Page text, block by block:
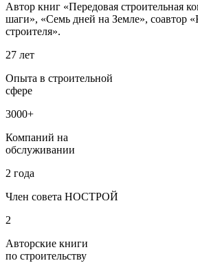
Автор книг «Передовая строительная
шаги», «Семь дней на Земле», соавтор
строителя».
27 лет
Опыта в строительной
сфере
3000+
Компаний на
обслуживании
2 года
Член совета НОСТРОЙ
2
Авторские книги
по строительству